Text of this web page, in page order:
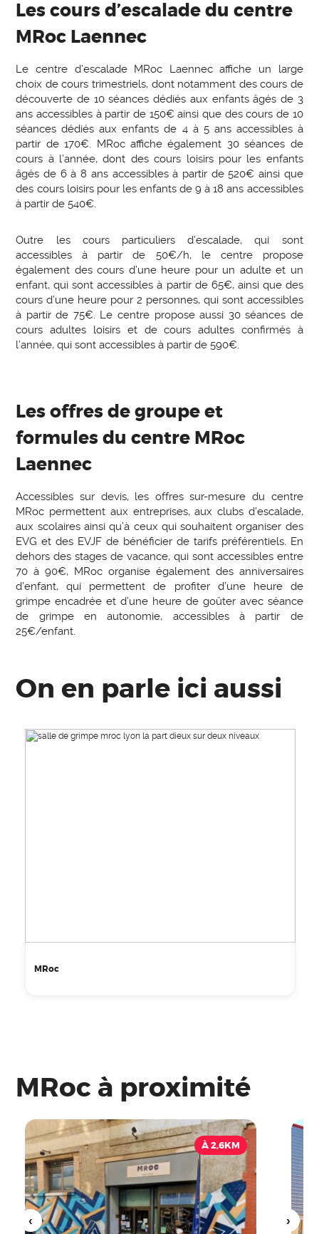
Les cours d’escalade du centre
MRoc Laennec
Le centre d’escalade MRoc Laennec affiche un large
choix de cours trimestriels, dont notamment des cours de
découverte de 10 séances dédiés aux enfants âgés de 3
ans accessibles à partir de 150€ ainsi que des cours de 10
séances dédiés aux enfants de 4 à 5 ans accessibles à
partir de 170€. MRoc affiche également 30 séances de
cours à l’année, dont des cours loisirs pour les enfants
âgés de 6 à 8 ans accessibles à partir de 520€ ainsi que
des cours loisirs pour les enfants de 9 à 18 ans accessibles
à partir de 540€.
Outre les cours particuliers d’escalade, qui sont
accessibles à partir de 50€/h, le centre propose
également des cours d’une heure pour un adulte et un
enfant, qui sont accessibles à partir de 65€, ainsi que des
cours d’une heure pour 2 personnes, qui sont accessibles
à partir de 75€. Le centre propose aussi 30 séances de
cours adultes loisirs et de cours adultes confirmés à
l’année, qui sont accessibles à partir de 590€.
Les offres de groupe et
formules du centre MRoc
Laennec
Accessibles sur devis, les offres sur-mesure du centre
MRoc permettent aux entreprises, aux clubs d’escalade,
aux scolaires ainsi qu’à ceux qui souhaitent organiser des
EVG et des EVJF de bénéficier de tarifs préférentiels. En
dehors des stages de vacance, qui sont accessibles entre
70 à 90€, MRoc organise également des anniversaires
d’enfant, qui permettent de profiter d’une heure de
grimpe encadrée et d’une heure de goûter avec séance
de grimpe en autonomie, accessibles à partir de
25€/enfant.
On en parle ici aussi
MRoc
MRoc à proximité
À 2,6KM